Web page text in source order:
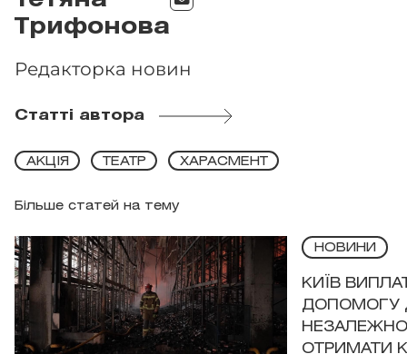
Трифонова
Редакторка новин
Статті автора
Більше статей на тему
АКЦІЯ ТЕАТР ХАРАСМЕНТ
НОВИНИ
КИЇВ
ДОПОМОГУ
ОТРИМАТИ